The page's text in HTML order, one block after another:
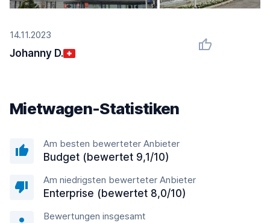
14.11.2023
Johanny D.
Mietwagen-Statistiken
Am besten bewerteter Anbieter
Budget (bewertet 9,1/10)
Am niedrigsten bewerteter Anbieter
Enterprise (bewertet 8,0/10)
Bewertungen insgesamt